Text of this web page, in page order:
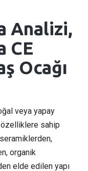
Analizi,
CE
Ocağı
veya yapay
sahip
organik
elde edilen yapı